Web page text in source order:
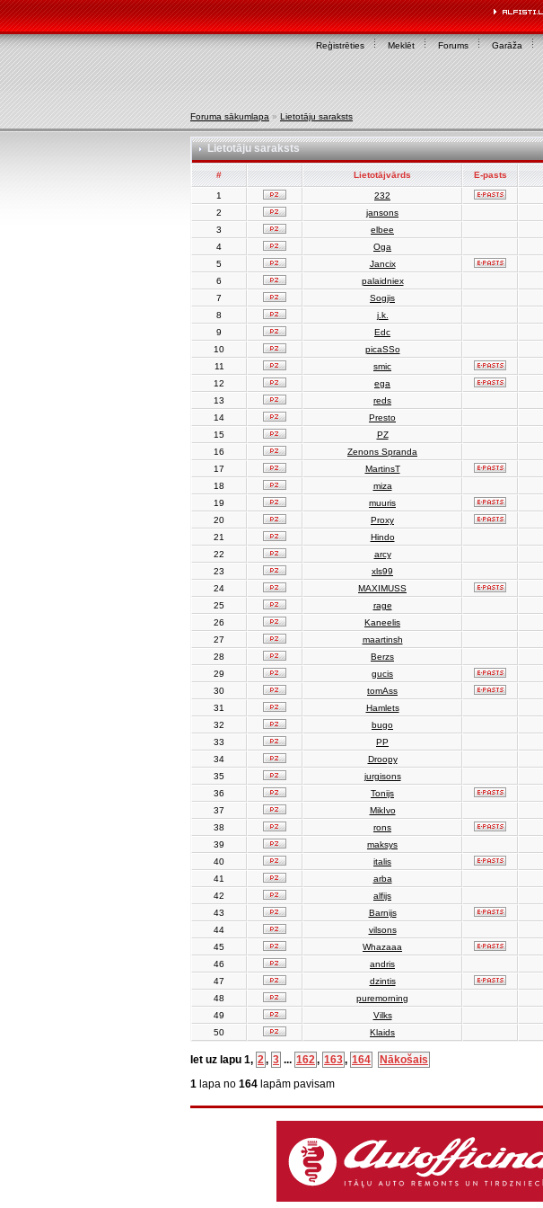
Reģistrēties Meklēt Forums Garāža
Foruma sākumlapa » Lietotāju saraksts
Lietotāju saraksts
# Lietotājvārds E-pasts
1 232
2
jansons
3
elbee
4
Oga
5
Jancix
6
palaidniex
7
Sogjis
8
j.k.
9
Edc
10
picaSSo
11
smic
12
ega
13
reds
14
Presto
15
PZ
16
Zenons Spranda
17
MartinsT
18
miza
19
muuris
20
Proxy
21
Hindo
22
arcy
23
xls99
24
MAXIMUSS
25
rage
26
Kaneelis
27
maartinsh
28
Berzs
29
gucis
30
tomAss
31
Hamlets
32
bugo
33
PP
34
Droopy
35
jurgisons
36
Tonijs
37
MikIvo
38
rons
39
maksys
40
italis
41
arba
42
alfijs
43
Barnijs
44
vilsons
45
Whazaaa
46
andris
47
dzintis
48
puremorning
49
Vilks
50
Klaids
Iet uz lapu 1, 2, 3 ... 162, 163, 164 Nākošais
1 lapa no 164 lapām pavisam